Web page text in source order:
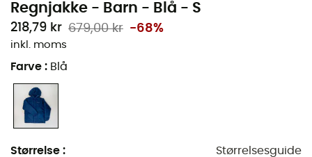
Regnjakke - Barn - Blå - S
218,79 kr 679,00 kr -68%
inkl. moms
Farve : Blå
Størrelse : Størrelsesguide